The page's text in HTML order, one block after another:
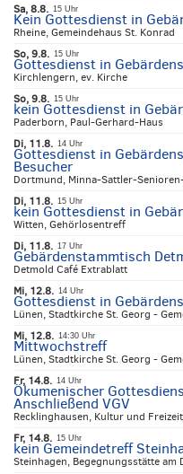
Sa, 8.8. 15 Uhr
Kein Gottesdienst in
Rheine, Gemeindehaus St. Konrad
So, 9.8. 15 Uhr
Gottesdienst in
Kirchlengern, ev. Kirche
So, 9.8. 15 Uhr
kein Gottesdienst in
Paderborn, Paul-Gerhard-Haus
Di, 11.8. 14 Uhr
Gottesdienst in
Besucher
Dortmund, Minna-Sattler-
Di, 11.8. 15 Uhr
kein Gottesdienst in
Witten, Gehörlosentreff
Di, 11.8. 17 Uhr
Gebärdenstammtisch
Detmold Café Extrablatt
Mi, 12.8. 14 Uhr
Gottesdienst in
Lünen, Stadtkirche St. Georg -
Mi, 12.8. 14:30 Uhr
Mittwochstreff
Lünen, Stadtkirche St. Georg -
Fr, 14.8. 14 Uhr
Ökumenischer
Anschließend VGV
Recklinghausen, Kultur und
Fr, 14.8. 15 Uhr
kein Gemeindetreff
Steinhagen, Begegnungsstätte